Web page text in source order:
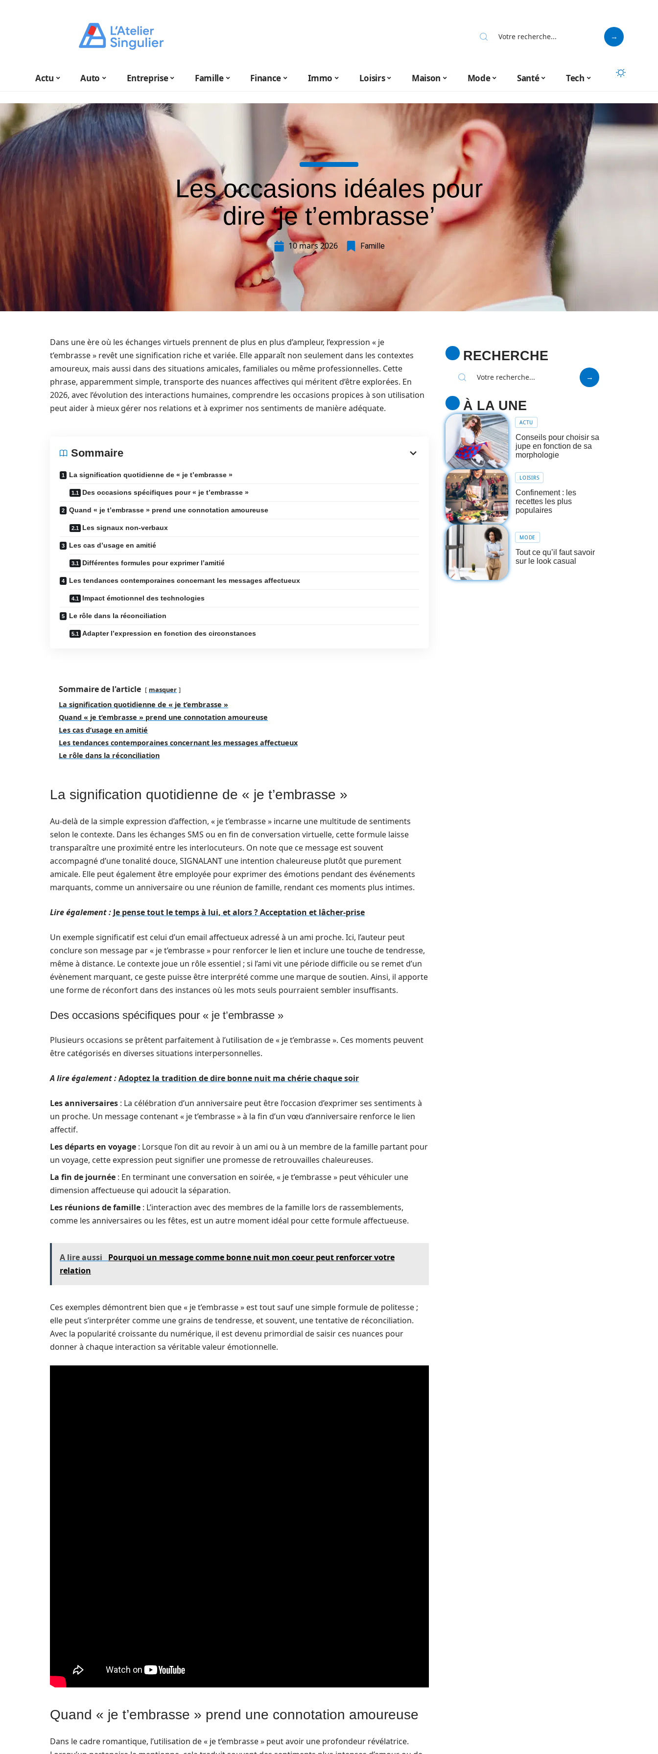
Actu Auto Entreprise Famille Finance Immo Loisirs Maison Mode Santé Tech
Les occasions idéales pour
dire ‘je t’embrasse’
10 mars 2026 Famille
Dans une ère où les échanges virtuels prennent de plus en plus d’ampleur, l’expression « je
t’embrasse » revêt une signification riche et variée. Elle apparaît non seulement dans les contextes
amoureux, mais aussi dans des situations amicales, familiales ou même professionnelles. Cette
phrase, apparemment simple, transporte des nuances affectives qui méritent d’être explorées. En
2026, avec l’évolution des interactions humaines, comprendre les occasions propices à son utilisation
peut aider à mieux gérer nos relations et à exprimer nos sentiments de manière adéquate.
Sommaire
La signification quotidienne de « je t’embrasse »
Des occasions spécifiques pour « je t’embrasse »
Quand « je t’embrasse » prend une connotation amoureuse
Les signaux non-verbaux
Les cas d’usage en amitié
Différentes formules pour exprimer l’amitié
Les tendances contemporaines concernant les messages affectueux
Impact émotionnel des technologies
Le rôle dans la réconciliation
Adapter l’expression en fonction des circonstances
Sommaire de l'article masquer
La signification quotidienne de « je t’embrasse »
Quand « je t’embrasse » prend une connotation amoureuse
Les cas d’usage en amitié
Les tendances contemporaines concernant les messages affectueux
Le rôle dans la réconciliation
La signification quotidienne de « je t’embrasse »
Au-delà de la simple expression d’affection, « je t’embrasse » incarne une multitude de sentiments
selon le contexte. Dans les échanges SMS ou en fin de conversation virtuelle, cette formule laisse
transparaître une proximité entre les interlocuteurs. On note que ce message est souvent
accompagné d’une tonalité douce, SIGNALANT une intention chaleureuse plutôt que purement
amicale. Elle peut également être employée pour exprimer des émotions pendant des événements
marquants, comme un anniversaire ou une réunion de famille, rendant ces moments plus intimes.
Lire également : Je pense tout le temps à lui, et alors ? Acceptation et lâcher-prise
Un exemple significatif est celui d’un email affectueux adressé à un ami proche. Ici, l’auteur peut
conclure son message par « je t’embrasse » pour renforcer le lien et inclure une touche de tendresse,
même à distance. Le contexte joue un rôle essentiel ; si l’ami vit une période difficile ou se remet d’un
évènement marquant, ce geste puisse être interprété comme une marque de soutien. Ainsi, il apporte
une forme de réconfort dans des instances où les mots seuls pourraient sembler insuffisants.
Des occasions spécifiques pour « je t’embrasse »
Plusieurs occasions se prêtent parfaitement à l’utilisation de « je t’embrasse ». Ces moments peuvent
être catégorisés en diverses situations interpersonnelles.
A lire également :Adoptez la tradition de dire bonne nuit ma chérie chaque soir
Les anniversaires : La célébration d’un anniversaire peut être l’occasion d’exprimer ses sentiments à
un proche. Un message contenant « je t’embrasse » à la fin d’un vœu d’anniversaire renforce le lien
affectif.
Les départs en voyage : Lorsque l’on dit au revoir à un ami ou à un membre de la famille partant pour
un voyage, cette expression peut signifier une promesse de retrouvailles chaleureuses.
La fin de journée : En terminant une conversation en soirée, « je t’embrasse » peut véhiculer une
dimension affectueuse qui adoucit la séparation.
Les réunions de famille : L’interaction avec des membres de la famille lors de rassemblements,
comme les anniversaires ou les fêtes, est un autre moment idéal pour cette formule affectueuse.
A lire aussi
Pourquoi un message comme bonne nuit mon coeur peut renforcer votre
relation
Ces exemples démontrent bien que « je t’embrasse » est tout sauf une simple formule de politesse ;
elle peut s’interpréter comme une grains de tendresse, et souvent, une tentative de réconciliation.
Avec la popularité croissante du numérique, il est devenu primordial de saisir ces nuances pour
donner à chaque interaction sa véritable valeur émotionnelle.
Quand « je t’embrasse » prend une connotation amoureuse
Dans le cadre romantique, l’utilisation de « je t’embrasse » peut avoir une profondeur révélatrice.
RECHERCHE
À LA UNE
ACTU
Conseils pour choisir sa
jupe en fonction de sa
morphologie
LOISIRS
Confinement : les
recettes les plus
populaires
MODE
Tout ce qu’il faut savoir
sur le look casual